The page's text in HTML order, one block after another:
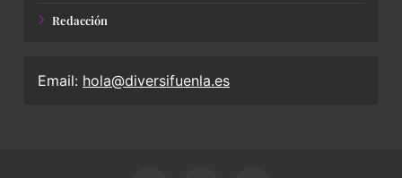
Redacción
Email: hola@diversifuenla.es